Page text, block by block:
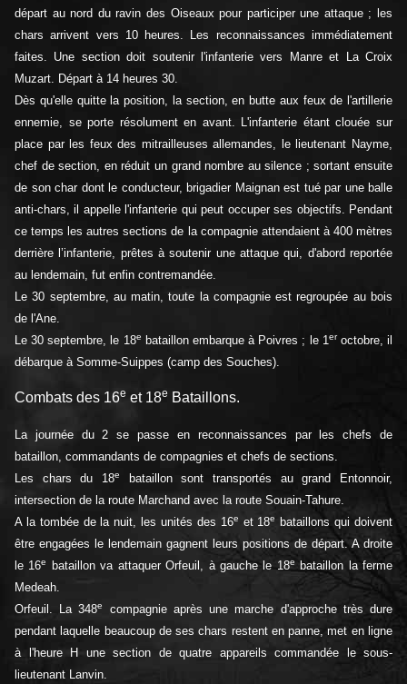
départ au nord du ravin des Oiseaux pour participer une attaque ; les
chars arrivent vers 10 heures. Les reconnaissances immédiatement
faites. Une section doit soutenir l'infanterie vers Manre et La Croix
Muzart. Départ à 14 heures 30.
Dès qu'elle quitte la position, la section, en butte aux feux de l'artillerie
ennemie, se porte résolument en avant. L'infanterie étant clouée sur
place par les feux des mitrailleuses allemandes, le lieutenant Nayme,
chef de section, en réduit un grand nombre au silence ; sortant ensuite
de son char dont le conducteur, brigadier Maignan est tué par une balle
anti-chars, il appelle l'infanterie qui peut occuper ses objectifs. Pendant
ce temps les autres sections de la compagnie attendaient à 400 mètres
derrière l’infanterie, prêtes à soutenir une attaque qui, d'abord reportée
au lendemain, fut enfin contremandée.
Le 30 septembre, au matin, toute la compagnie est regroupée au bois
de l'Ane.
Le 30 septembre, le 18e bataillon embarque à Poivres ; le 1eroctobre, il
débarque à Somme-Suippes (camp des Souches).
Combats des 16e et 18e Bataillons.
La journée du 2 se passe en reconnaissances par les chefs de
bataillon, commandants de compagnies et chefs de sections.
Les chars du 18e
bataillon sont transportés au grand Entonnoir,
intersection de la route Marchand avec la route Souain-Tahure.
A la tombée de la nuit, les unités des 16e et 18e
bataillons qui doivent
être engagées le lendemain gagnent leurs positions de départ. A droite
le 16e bataillon va attaquer Orfeuil, à gauche le 18e
bataillon la ferme
Medeah.
Orfeuil. La 348e
compagnie après une marche d'approche très dure
pendant laquelle beaucoup de ses chars restent en panne, met en ligne
à l'heure H une section de quatre appareils commandée le sous-
lieutenant Lanvin.